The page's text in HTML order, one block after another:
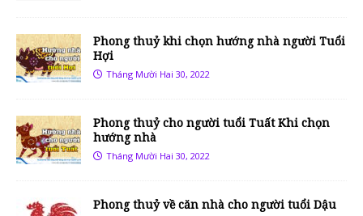
Phong thuỷ khi chọn hướng nhà người Tuổi
Hợi
Tháng Mười Hai 30, 2022
Phong thuỷ cho người tuổi Tuất Khi chọn
hướng nhà
Tháng Mười Hai 30, 2022
Phong thuỷ về căn nhà cho người tuổi Dậu